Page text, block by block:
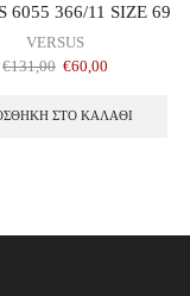
6055 366/11 SIZE 69
VERSUS
€131,00 €60,00
ΣΤΟ ΚΑΛΆΘΙ